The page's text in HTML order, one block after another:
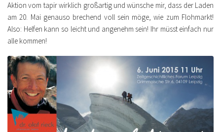
Aktion vom tapir wirklich großartig und wünsche mir, dass der Laden
am 20. Mai genauso brechend voll sein möge, wie zum Flohmarkt!
Also: Helfen kann so leicht und angenehm sein! Ihr müsst einfach nur
alle kommen!